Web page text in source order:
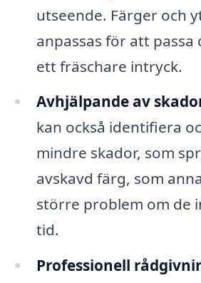
utseende. Färger och
anpassas för att passa
ett fräschare intryck.
Avhjälpande av
kan också identifiera
mindre skador, som
avskavd färg, som
större problem om de
tid.
Professionell